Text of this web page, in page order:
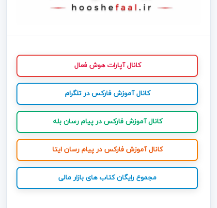
کانال آپارات هوش فعال
کانال آموزش فارکس در تلگرام
کانال آموزش فارکس در پیام رسان بله
کانال آموزش فارکس در پیام رسان ایتا
مجموع رایگان کتاب های بازار مالی